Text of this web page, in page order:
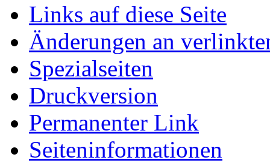
Links auf diese Seite
Änderungen an
Spezialseiten
Druckversion
Permanenter Link
Seiten­informationen